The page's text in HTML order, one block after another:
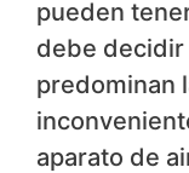
pueden
debe decidir
predominan
aparato de